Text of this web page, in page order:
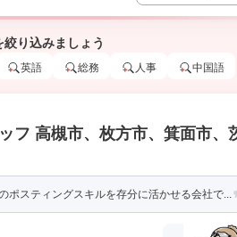
り込みましょう
英語 総務 人事 中国語
フ 高槻市、枚方市、箕面市、
スティングスキルを存分に活かせる会社で...